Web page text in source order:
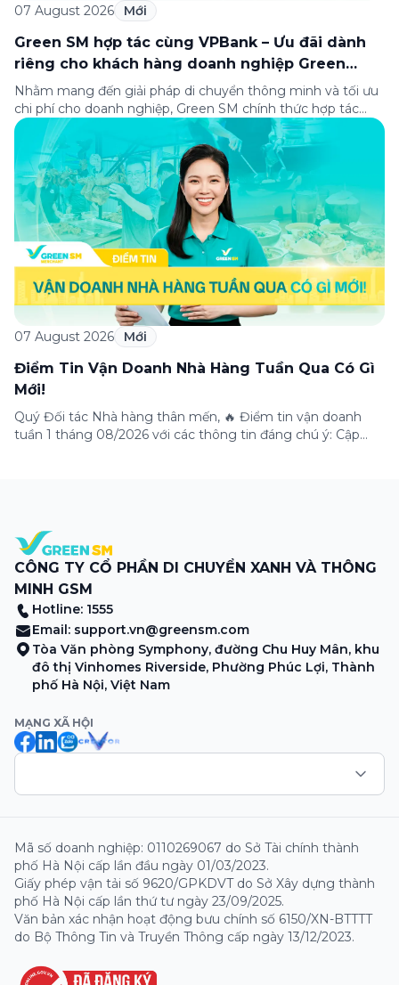
07 August 2026 Mới
Green SM hợp tác cùng VPBank – Ưu đãi dành
riêng cho khách hàng doanh nghiệp Green
Business
Nhằm mang đến giải pháp di chuyển thông minh và tối ưu
chi phí cho doanh nghiệp, Green SM chính thức hợp tác
cùng VPBank triển khai chương trình ưu đãi dành riêng cho
khách hàng đăng ký thẻ Doanh nghiệp Green Business.
Thông qua chương trình, doanh nghiệp có thể tận hưởng
nhiều ưu […]
07 August 2026 Mới
Điểm Tin Vận Doanh Nhà Hàng Tuần Qua Có Gì
Mới!
Quý Đối tác Nhà hàng thân mến, 🔥 Điểm tin vận doanh
tuần 1 tháng 08/2026 với các thông tin đáng chú ý: Cập
CÔNG TY CỔ PHẦN DI CHUYỂN XANH VÀ THÔNG
MINH GSM
Hotline: 1555
Email: support.vn@greensm.com
Tòa Văn phòng Symphony, đường Chu Huy Mân, khu
đô thị Vinhomes Riverside, Phường Phúc Lợi, Thành
phố Hà Nội, Việt Nam
MẠNG XÃ HỘI
Mã số doanh nghiệp: 0110269067 do Sở Tài chính thành
phố Hà Nội cấp lần đầu ngày 01/03/2023.
Giấy phép vận tải số 9620/GPKDVT do Sở Xây dựng thành
phố Hà Nội cấp lần thứ tư ngày 23/09/2025.
Văn bản xác nhận hoạt động bưu chính số 6150/XN-BTTTT
do Bộ Thông Tin và Truyền Thông cấp ngày 13/12/2023.